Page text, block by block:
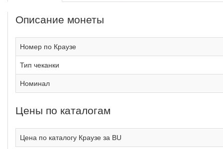
Описание монеты
Номер по Краузе
Тип чеканки
Номинал
Цены по каталогам
Цена по каталогу Краузе за BU